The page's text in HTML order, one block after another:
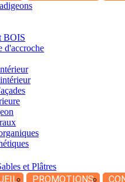
BOIS
d'accroche
et Plâtres
PROMOTIONS